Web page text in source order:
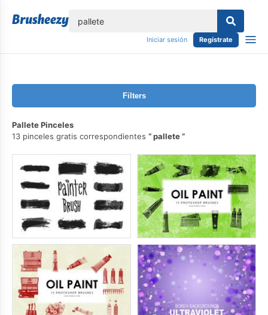
Iniciar sesión Regístrate
Filters
Pallete Pinceles
13 pinceles gratis correspondientes
pallete